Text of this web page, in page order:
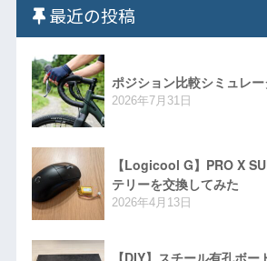
最近の投稿
ポジション比較シミュレ
2026年7月31日
【Logicool G】PRO X
テリーを交換してみた
2026年4月13日